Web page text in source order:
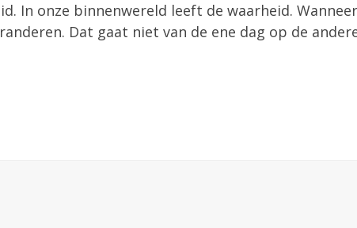
In onze binnenwereld leeft de waarheid.
Dat gaat niet van de ene dag op de